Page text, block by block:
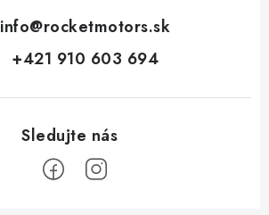
info@rocketmotors.sk
+421 910 603 694